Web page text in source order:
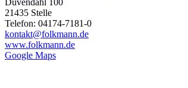
Duvendahl 100
21435 Stelle
Telefon: 04174-7181-0
kontakt@folkmann.de
www.folkmann.de
Google Maps